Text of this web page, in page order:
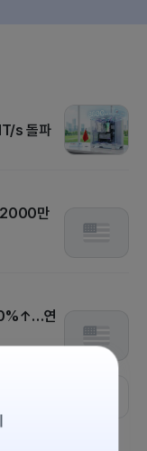
s 돌파
2000만
연
기대 급후퇴…S&P5
러..예상
르기’…다우 464p